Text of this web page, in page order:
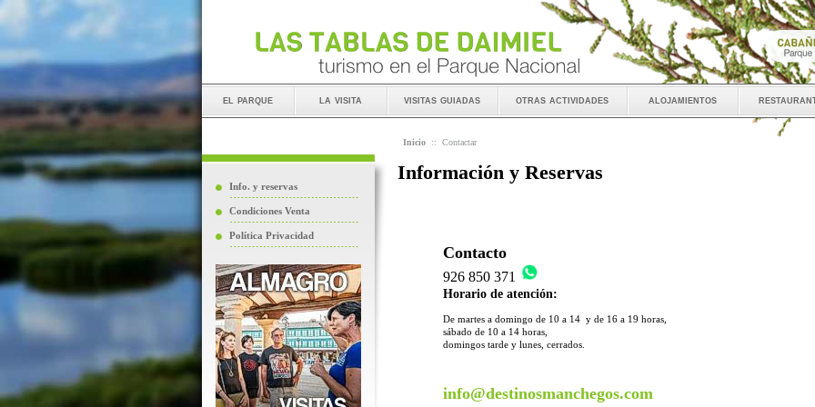
el parque la visita visitas guiadas otras actividades alojamientos
Info. y reservas
Condiciones Venta
Política Privacidad
Inicio :: Contactar
Información y Reservas
Contacto
926 850 371
Horario de atención:
De martes a domingo de 10 a 14 y de 16 a 19 horas,
sábado de 10 a 14 horas,
domingos tarde y lunes, cerrados.
info@destinosmanchegos.com